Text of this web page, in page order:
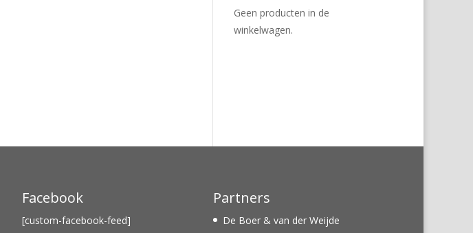
Geen producten in de
winkelwagen.
Facebook
[custom-facebook-feed]
Partners
De Boer & van der Weijde